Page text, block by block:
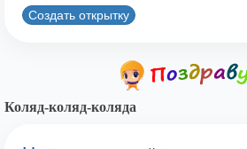
Создать открытку
Коляд-коляд-коляда